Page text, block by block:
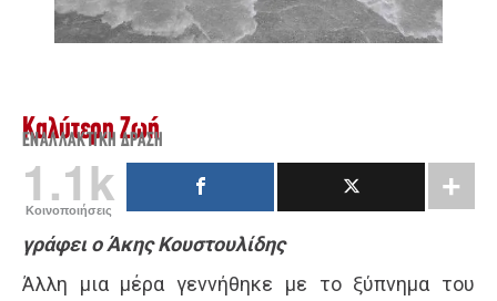
Καλύτερη Ζωή
ΕΝΑΛΛΑΚΤΙΚΉ ΔΡΆΣΗ
1.1k
Κοινοποιήσεις
γράφει ο Άκης Κουστουλίδης
Άλλη μια μέρα γεννήθηκε με το ξύπνημα του